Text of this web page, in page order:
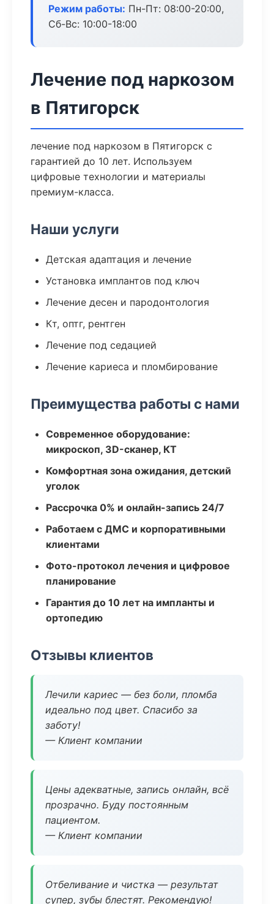
Режим работы: Пн-Пт: 08:00-20:00,
Сб-Вс: 10:00-18:00
Лечение под наркозом
в Пятигорск
лечение под наркозом в Пятигорск с
гарантией до 10 лет. Используем
цифровые технологии и материалы
премиум-класса.
Наши услуги
Детская адаптация и лечение
Установка имплантов под ключ
Лечение десен и пародонтология
Кт, оптг, рентген
Лечение под седацией
Лечение кариеса и пломбирование
Преимущества работы с нами
Современное оборудование:
микроскоп, 3D-сканер, КТ
Комфортная зона ожидания, детский
уголок
Рассрочка 0% и онлайн-запись 24/7
Работаем с ДМС и корпоративными
клиентами
Фото-протокол лечения и цифровое
планирование
Гарантия до 10 лет на импланты и
ортопедию
Отзывы клиентов
Лечили кариес — без боли, пломба
идеально под цвет. Спасибо за
заботу!
— Клиент компании
Цены адекватные, запись онлайн, всё
прозрачно. Буду постоянным
пациентом.
— Клиент компании
Отбеливание и чистка — результат
супер, зубы блестят. Рекомендую!